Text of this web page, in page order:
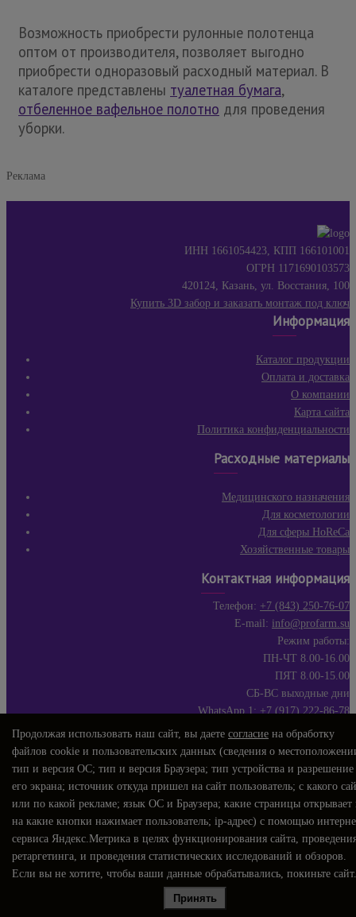
Возможность приобрести рулонные полотенца
оптом от производителя, позволяет выгодно
приобрести одноразовый расходный материал. В
каталоге представлены туалетная бумага,
отбеленное вафельное полотно для проведения
уборки.
Реклама
ИНН 1661054423, КПП 166101001
ОГРН 1171690103573
420124, Казань, ул. Восстания, 100
Купить 3D забор и заказать монтаж под ключ
Информация
Каталог продукции
Оплата и доставка
О компании
Карта сайта
Политика конфиденциальности
Расходные материалы
Медицинского назначения
Для косметологии
Для сферы HoReCa
Хозяйственные товары
Контактная информация
Телефон: +7 (843) 250-76-07
E-mail: info@profarm.su
Режим работы:
ПН-ЧТ 8.00-16.00
ПЯТ 8.00-15.00
СБ-ВС выходные дни
WhatsApp 1:+7 (917) 222-86-78
+7 (903) 307-09-75
Продолжая использовать наш сайт, вы даете согласие на обработку
файлов cookie и пользовательских данных (сведения о
тип и версия ОС; тип и версия Браузера; тип устройства и разрешение
его экрана; источник откуда пришел на сайт пользователь; с какого
или по какой рекламе; язык ОС и Браузера; какие страницы открывает
на какие кнопки нажимает пользователь; ip-адрес) с помощью
сервиса Яндекс.Метрика в целях функционирования сайта,
ретаргетинга, и проведения статистических исследований и обзоров.
Если вы не хотите, чтобы ваши данные обрабатывались, покиньте сайт.
Принять